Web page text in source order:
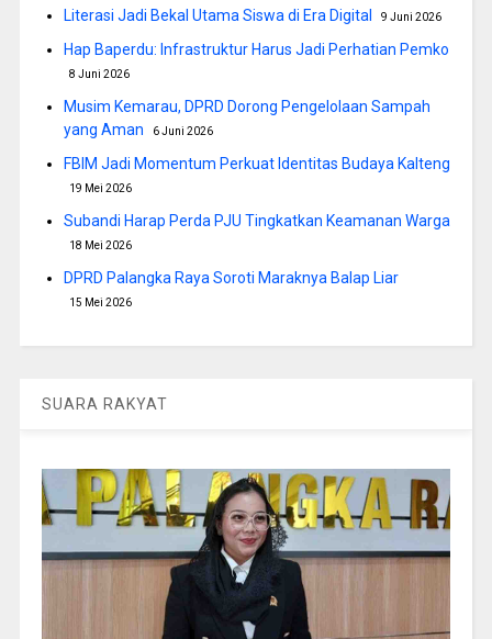
Literasi Jadi Bekal Utama Siswa di Era Digital 9 Juni 2026
Hap Baperdu: Infrastruktur Harus Jadi Perhatian Pemko
8 Juni 2026
Musim Kemarau, DPRD Dorong Pengelolaan Sampah
yang Aman
6 Juni 2026
FBIM Jadi Momentum Perkuat Identitas Budaya Kalteng
19 Mei 2026
Subandi Harap Perda PJU Tingkatkan Keamanan Warga
18 Mei 2026
DPRD Palangka Raya Soroti Maraknya Balap Liar
15 Mei 2026
SUARA RAKYAT